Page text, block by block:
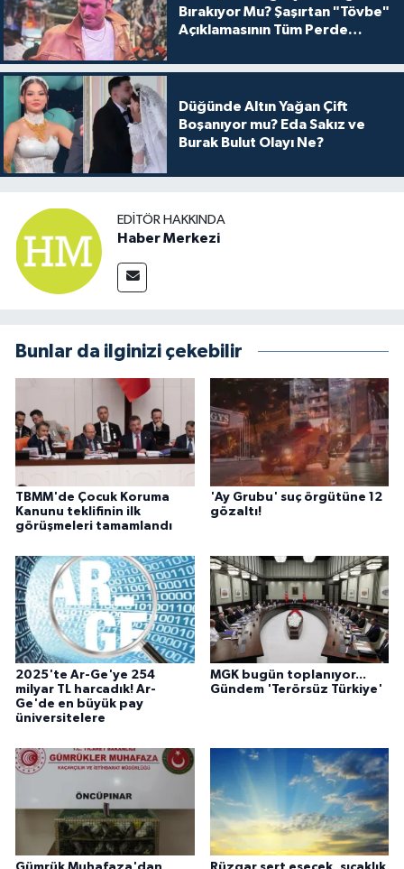
Bırakıyor Mu? Şaşırtan "Tövbe"
Açıklamasının Tüm Perde
Düğünde Altın Yağan Çift
Boşanıyor mu? Eda Sakız ve
Burak Bulut Olayı Ne?
EDITÖR HAKKINDA
Haber Merkezi
Bunlar da ilginizi çekebilir
TBMM'de Çocuk Koruma
Kanunu teklifinin ilk
görüşmeleri tamamlandı
'Ay Grubu' suç örgütüne 12
gözaltı!
2025'te Ar-Ge'ye 254
milyar TL harcadık! Ar-
Ge'de en büyük pay
üniversitelere
MGK bugün toplanıyor...
Gündem 'Terörsüz Türkiye'